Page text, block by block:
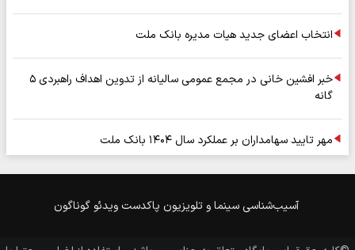
انتخاب اعضای جدید هیات مدیره بانک ملت
خبر افشین خانی در مجمع عمومی سالیانه از تدوین اهداف راهبردی ۵
گانه
مهر تایید سهامداران بر عملکرد سال ۱۴۰۴ بانک ملت
آسیب‌شناسی سینما و تلویزیون پاکدست ویدئو گوناگون